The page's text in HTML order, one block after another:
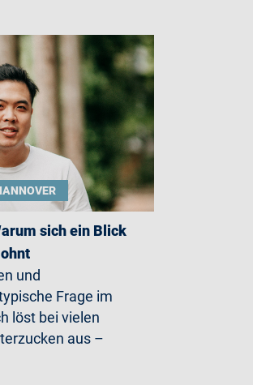
sich ein Blick
und
Frage im
löst bei vielen
aus –